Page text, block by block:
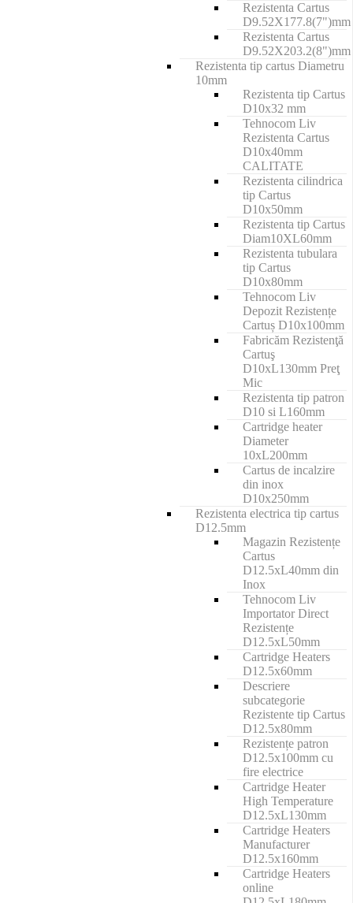
Rezistenta Cartus
D9.52X177.8(7")mm
Rezistenta Cartus
D9.52X203.2(8")mm
Rezistenta tip cartus Diametru
10mm
Rezistenta tip Cartus
D10x32 mm
Tehnocom Liv
Rezistenta Cartus
D10x40mm
CALITATE
Rezistenta cilindrica
tip Cartus
D10x50mm
Rezistenta tip Cartus
Diam10XL60mm
Rezistenta tubulara
tip Cartus
D10x80mm
Tehnocom Liv
Depozit Rezistențe
Cartuș D10x100mm
Fabricăm Rezistenţă
Cartuş
D10xL130mm Preţ
Mic
Rezistenta tip patron
D10 si L160mm
Cartridge heater
Diameter
10xL200mm
Cartus de incalzire
din inox
D10x250mm
Rezistenta electrica tip cartus
D12.5mm
Magazin Rezistențe
Cartus
D12.5xL40mm din
Inox
Tehnocom Liv
Importator Direct
Rezistențe
D12.5xL50mm
Cartridge Heaters
D12.5x60mm
Descriere
subcategorie
Rezistente tip Cartus
D12.5x80mm
Rezistențe patron
D12.5x100mm cu
fire electrice
Cartridge Heater
High Temperature
D12.5xL130mm
Cartridge Heaters
Manufacturer
D12.5x160mm
Cartridge Heaters
online